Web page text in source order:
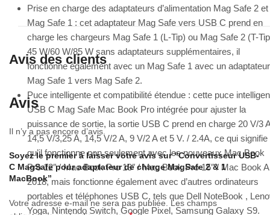
Prise en charge des adaptateurs d’alimentation Mag Safe 2 et
Mag Safe 1 : cet adaptateur Mag Safe vers USB C prend en
charge les chargeurs Mag Safe 1 (L-Tip) ou Mag Safe 2 (T-
45 W/60 W/85 W sans adaptateurs supplémentaires, il
fonctionne également avec un Mag Safe 1 avec un adaptateur
Mag Safe 1 vers Mag Safe 2.
Puce intelligente et compatibilité étendue : cette puce
USB C Mag Safe Mac Book Pro intégrée pour ajuster la
puissance de sortie, la sortie USB C prend en charge 20 V/3
14,5 V/3,25 A, 14,5 V/2 A, 9 V/2 A et 5 V. / 2.4A, ce qui signifie
qu’il fonctionne non seulement avec les nouveaux Mac Book
Pro 12″ / Mac Book Pro 13″ / Mac Book Pro 15″ / Mac Book
2018, mais fonctionne également avec d’autres ordinateurs
portables et téléphones USB C, tels que Dell NoteBook ,
Yoga, Nintendo Switch, Google Pixel, Samsung Galaxy S9.
Avis des clients
Avis
Il n’y a pas encore d’avis.
Soyez le premier à laisser votre avis sur “Convertisseur USB-
C MagSafe pour adaptateur de charge MagSafe 2 & 1
MacBook”
Votre adresse e-mail ne sera pas publiée. Les champs